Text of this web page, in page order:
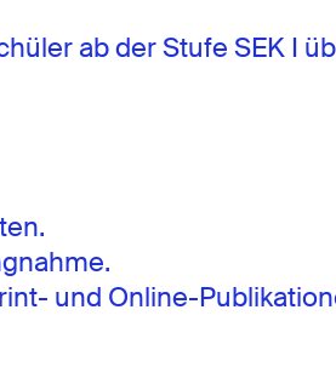
ab der Stufe SEK I
und Online-